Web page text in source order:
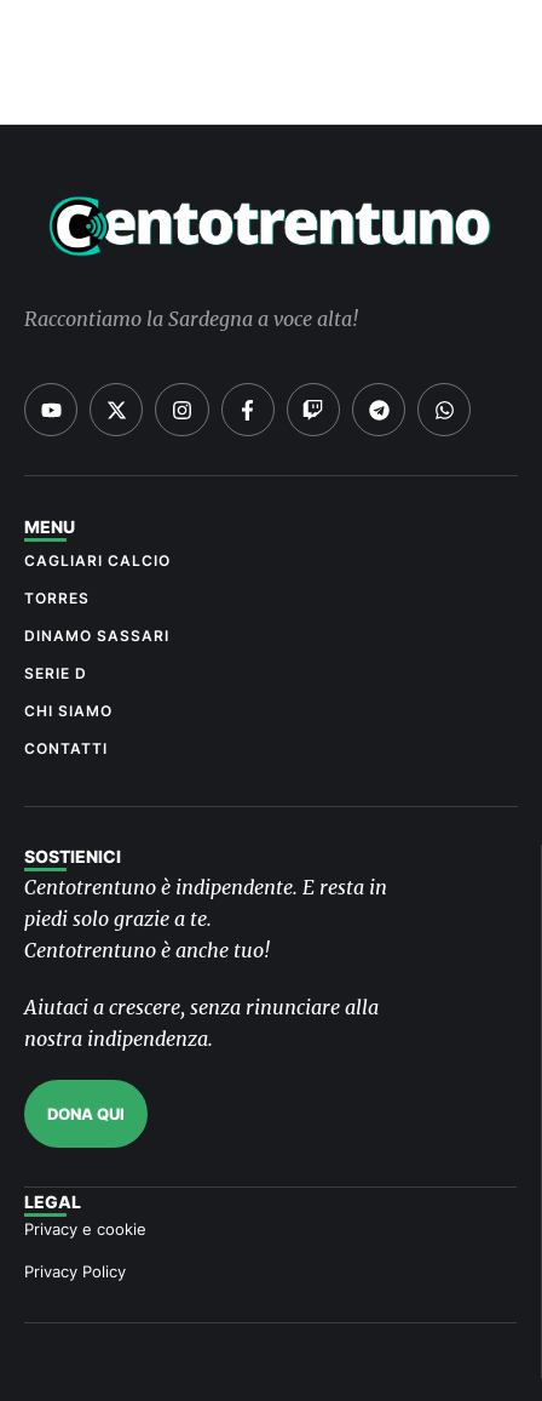
Raccontiamo la Sardegna a voce alta!
MENU
CAGLIARI CALCIO
TORRES
DINAMO SASSARI
SERIE D
CHI SIAMO
CONTATTI
SOSTIENICI
Centotrentuno è indipendente. E resta in
piedi solo grazie a te.
Centotrentuno è anche tuo!
Aiutaci a crescere, senza rinunciare alla
nostra indipendenza.
DONA QUI
LEGAL
Privacy e cookie
Privacy Policy